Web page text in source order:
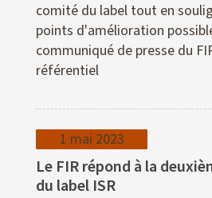
comité du label tout en
points d'amélioration
communiqué de presse du
référentiel
1 mai 2023
Le FIR répond à la
du label ISR